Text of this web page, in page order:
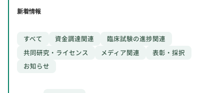
すべて 資金調達関連
臨床試験の進捗関連
共同研究・ライセンス
メディア関連
表彰・採択
お知らせ